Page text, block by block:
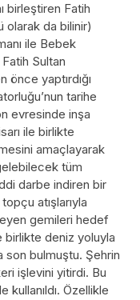
birleştiren Fatih
olarak da bilinir)
ile Bebek
Fatih Sultan
yaptırdığı
tarihe
evresinde inşa
ile birlikte
amaçlayarak
tüm
darbe indiren bir
atışlarıyla
gemileri hedef
birlikte deniz yoluyla
son bulmuştu. Şehrin
işlevini yitirdi. Bu
Özellikle